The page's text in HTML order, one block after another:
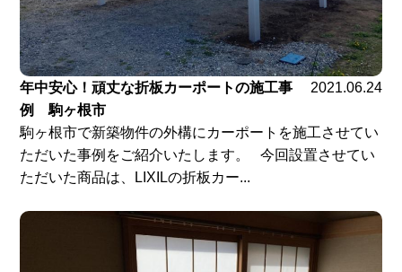
年中安心！頑丈な折板カーポートの施工事
例 駒ヶ根市
2021.06.24
駒ヶ根市で新築物件の外構にカーポートを施工させてい
ただいた事例をご紹介いたします。 今回設置させてい
ただいた商品は、LIXILの折板カー...